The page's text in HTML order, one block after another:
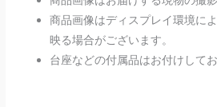
商品画像はディスプレイ環境に
映る場合がございます。
台座などの付属品はお付けしてお